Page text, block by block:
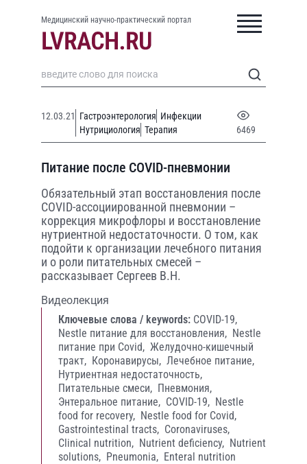
Медицинский научно-практический портал
12.03.21 Гастроэнтерология Инфекции
Нутрициология Терапия 6469
Питание после COVID-пневмонии
Обязательный этап восстановления после
COVID-ассоциированной пневмонии –
коррекция микрофлоры и восстановление
нутриентной недостаточности. О том, как
подойти к организации лечебного питания
и о роли питательных смесей –
рассказывает Сергеев В.Н.
Видеолекция
Ключевые слова / keywords: COVID-19,
Nestle питание для восстановления, Nestle
питание при Covid, Желудочно-кишечный
тракт, Коронавирусы, Лечебное питание,
Нутриентная недостаточность,
Питательные смеси, Пневмония,
Энтеральное питание, COVID-19, Nestle
food for recovery, Nestle food for Covid,
Gastrointestinal tracts, Coronaviruses,
Clinical nutrition, Nutrient deficiency, Nutrient
solutions, Pneumonia, Enteral nutrition